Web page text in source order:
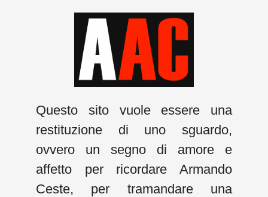
Questo sito vuole essere una
restituzione di uno sguardo,
ovvero un segno di amore e
affetto per ricordare Armando
Ceste, per tramandare una